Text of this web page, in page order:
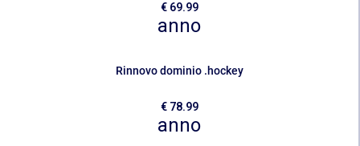
€ 69.99
anno
Rinnovo dominio .hockey
€ 78.99
anno